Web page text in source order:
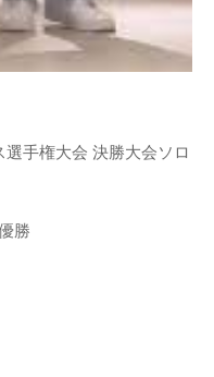
手権大会 決勝大会ソロ
勝